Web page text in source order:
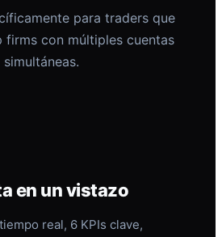
para traders que
firms con múltiples cuentas
simultáneas.
en un vistazo
real, 6 KPIs clave,